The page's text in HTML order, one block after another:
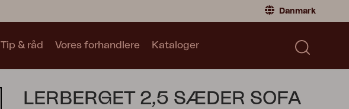
Danmark
Sverige|Sweden
Kataloger
Tip & råd Vores forhandlere Kataloger
LERBERGET 2,5 SÆDER SOFA